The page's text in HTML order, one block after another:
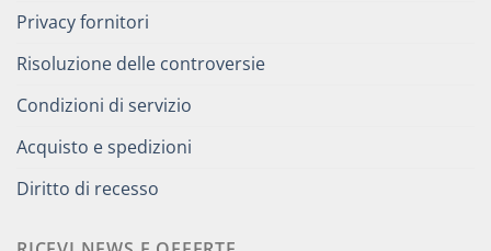
Privacy fornitori
Risoluzione delle controversie
Condizioni di servizio
Acquisto e spedizioni
Diritto di recesso